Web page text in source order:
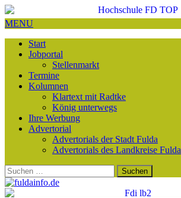
MENU
Start
Jobportal
Stellenmarkt
Termine
Kolumnen
Klartext mit Radtke
König unterwegs
Ihre Werbung
Advertorial
Advertorials der Stadt Fulda
Advertorials des Landkreise Fulda
Suchen
nach: